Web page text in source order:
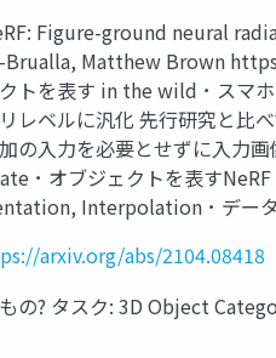
Figure-ground neural
Matthew Brown
トを表す in the wild ･ スマ
レベルに汎化 先行研究と比
の入力を必要とせずに入力
･ オブジェクトを表す
Interpolation ･ デー
arxiv.org/abs/2104.08418
の? タスク: 3D Object